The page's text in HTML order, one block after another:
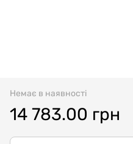
Немає в наявності
14 783.00 грн